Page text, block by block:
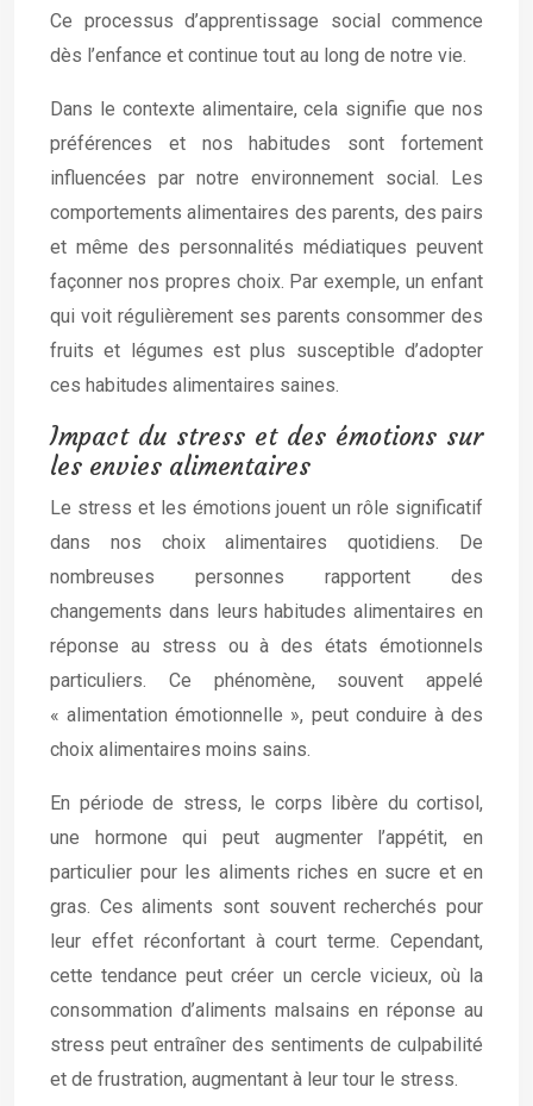
Ce processus d’apprentissage social commence
dès l’enfance et continue tout au long de notre vie.
Dans le contexte alimentaire, cela signifie que nos
préférences et nos habitudes sont fortement
influencées par notre environnement social. Les
comportements alimentaires des parents, des pairs
et même des personnalités médiatiques peuvent
façonner nos propres choix. Par exemple, un enfant
qui voit régulièrement ses parents consommer des
fruits et légumes est plus susceptible d’adopter
ces habitudes alimentaires saines.
Impact du stress et des émotions sur
les envies alimentaires
Le stress et les émotions jouent un rôle significatif
dans nos choix alimentaires quotidiens. De
nombreuses personnes rapportent des
changements dans leurs habitudes alimentaires en
réponse au stress ou à des états émotionnels
particuliers. Ce phénomène, souvent appelé
« alimentation émotionnelle », peut conduire à des
choix alimentaires moins sains.
En période de stress, le corps libère du cortisol,
une hormone qui peut augmenter l’appétit, en
particulier pour les aliments riches en sucre et en
gras. Ces aliments sont souvent recherchés pour
leur effet réconfortant à court terme. Cependant,
cette tendance peut créer un cercle vicieux, où la
consommation d’aliments malsains en réponse au
stress peut entraîner des sentiments de culpabilité
et de frustration, augmentant à leur tour le stress.